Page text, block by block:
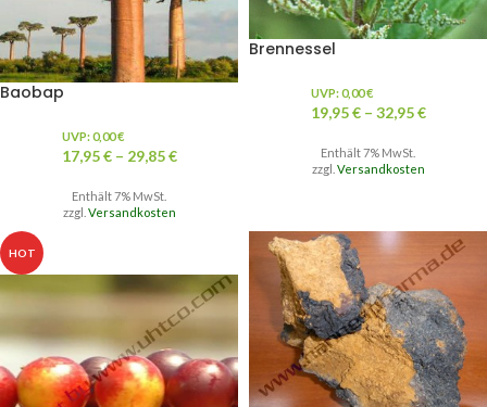
Baobap
UVP:0,00€
17,95€ – 29,85€
Enthält 7% MwSt.
zzgl. Versandkosten
Brennessel
UVP:0,00€
19,95€ – 32,95€
Enthält 7% MwSt.
zzgl. Versandkosten
HOT